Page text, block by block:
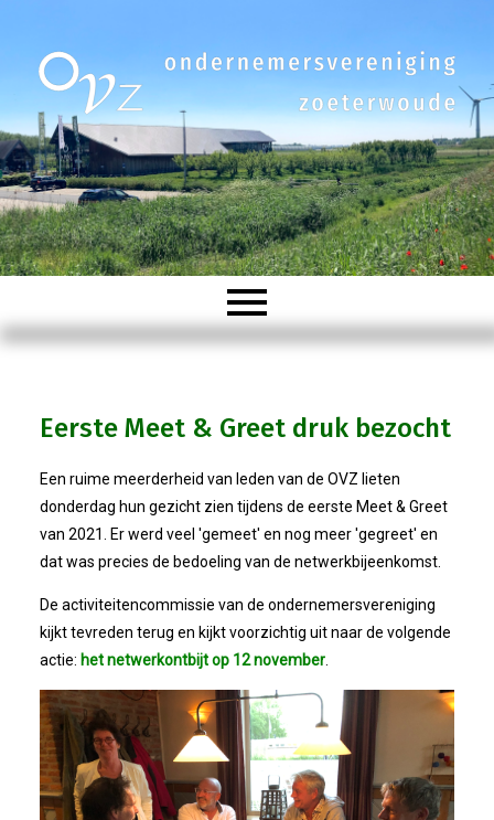
Organisatie
Bestuur
Statuten
Nieuws
IJshal De Vliet Nodigt Ons Uit!
Verkiezingsdebat!
Geslaagde Nieuwjaarsreceptie OVZ
Eerste Meet & Greet druk bezocht
Een ruime meerderheid van leden van de OVZ lieten
donderdag hun gezicht zien tijdens de eerste Meet & Greet
van 2021. Er werd veel 'gemeet' en nog meer 'gegreet' en
dat was precies de bedoeling van de netwerkbijeenkomst.
De activiteitencommissie van de ondernemersvereniging
kijkt tevreden terug en kijkt voorzichtig uit naar de volgende
actie: het netwerkontbijt op 12 november.